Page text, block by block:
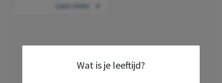
Lees meer
Wat is je leeftijd?